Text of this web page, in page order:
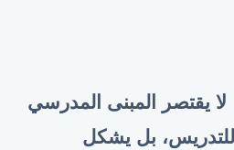
لا يقتصر المبنى المدرسي
بل يشكل